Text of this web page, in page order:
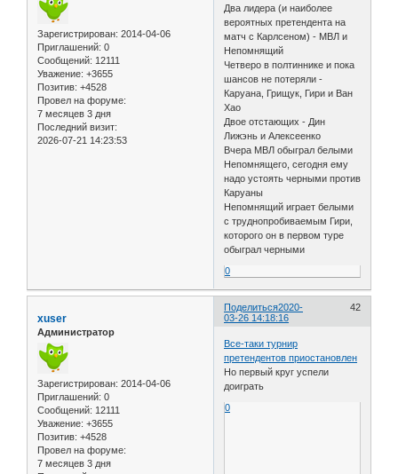
Зарегистрирован: 2014-04-06
Приглашений: 0
Сообщений: 12111
Уважение: +3655
Позитив: +4528
Провел на форуме:
7 месяцев 3 дня
Последний визит:
2026-07-21 14:23:53
Два лидера (и наиболее
вероятных претендента на
матч с Карлсеном) - МВЛ и
Непомнящий
Четверо в полтиннике и пока
шансов не потеряли -
Каруана, Грищук, Гири и Ван
Хао
Двое отстающих - Дин
Лижэнь и Алексеенко
Вчера МВЛ обыграл белыми
Непомнящего, сегодня ему
надо устоять черными против
Каруаны
Непомнящий играет белыми
с труднопробиваемым Гири,
которого он в первом туре
обыграл черными
0
Поделиться 42
2020-
03-26 14:18:16
xuser
Администратор
Зарегистрирован: 2014-04-06
Приглашений: 0
Сообщений: 12111
Уважение: +3655
Позитив: +4528
Провел на форуме:
7 месяцев 3 дня
Все-таки турнир
претендентов приостановлен
Но первый круг успели
доиграть
0